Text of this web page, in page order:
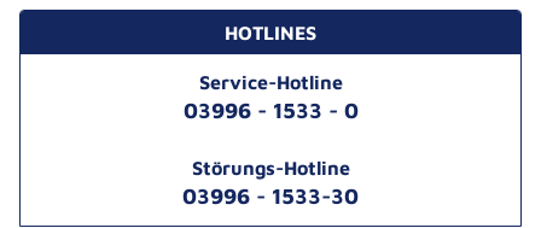
HOTLINES
Service-Hotline
03996 - 1533 - 0
Störungs-Hotline
03996 - 1533-30